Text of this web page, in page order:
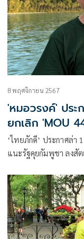
8 พฤศจิกายน 2567
'หมอวรงค์' ประ
ยกเลิก 'MOU
‘ไทยภักดี’ ประกาศล่า
แนะรัฐคุยกัมพูชา ลงสัต